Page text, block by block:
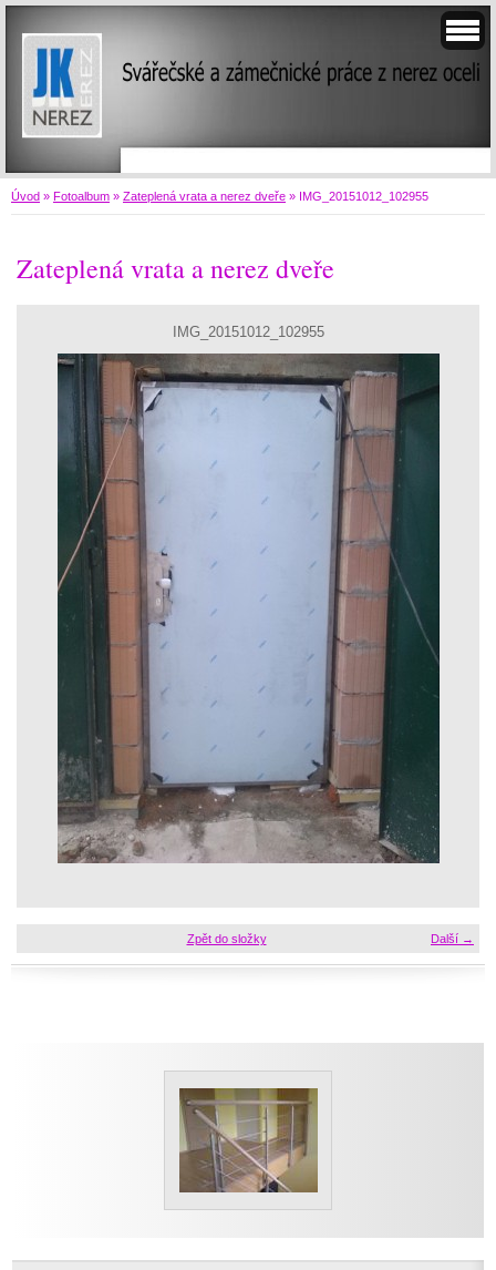
Úvod » Fotoalbum » Zateplená vrata a nerez dveře » IMG_20151012_102955
Zateplená vrata a nerez dveře
IMG_20151012_102955
Další →
Zpět do složky